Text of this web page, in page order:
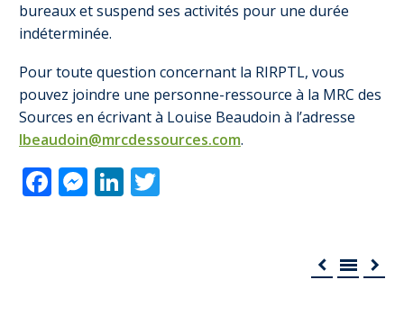
bureaux et suspend ses activités pour une durée
indéterminée.
Pour toute question concernant la RIRPTL, vous
pouvez joindre une personne-ressource à la MRC des
Sources en écrivant à Louise Beaudoin à l’adresse
lbeaudoin@mrcdessources.com.
Facebook
Messenger
LinkedIn
  